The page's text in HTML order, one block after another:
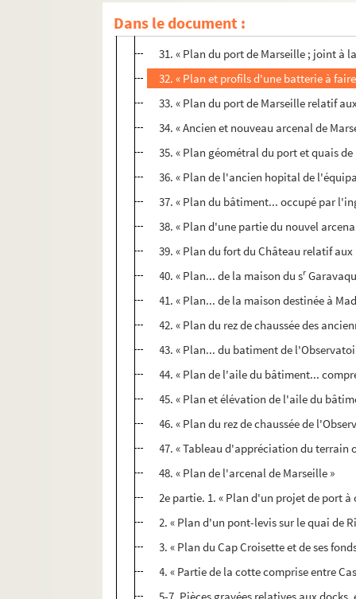
Dans le document :
29. « Plan des sondes prises aux
30. « Arcenaux de la marine de
31. « Plan du port de Marseille ; joint à
32. « Plan et profils d'une batterie à
33. « Plan du port de Marseille relatif
34. « Ancien et nouveau arcenal de
35. « Plan géométral du port et quais
36. « Plan de l'ancien hopital de
37. « Plan du bâtiment... occupé par
38. « Plan d'une partie du nouvel
39. « Plan du fort du Château relatif aux
40. « Plan... de la maison du sr
41. « Plan... de la maison destinée à
42. « Plan du rez de chaussée des
43. « Plan... du batiment de
44. « Plan de l'aile du bâtiment...
45. « Plan et élévation de l'aile du
46. « Plan du rez de chaussée de
47. « Tableau d'appréciation du terrain
48. « Plan de l'arcenal de Marseille »
2e partie. 1. « Plan d'un projet de port à
2. « Plan d'un pont-levis sur le quai de
3. « Plan du Cap Croisette et de ses
4. « Partie de la cotte comprise entre